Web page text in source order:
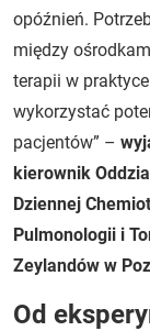
opóźnień.
między
terapii w
wykorzystać
pacjentów” –
kierownik
Dziennej
Pulmonologii i
Zeylandów w
Od